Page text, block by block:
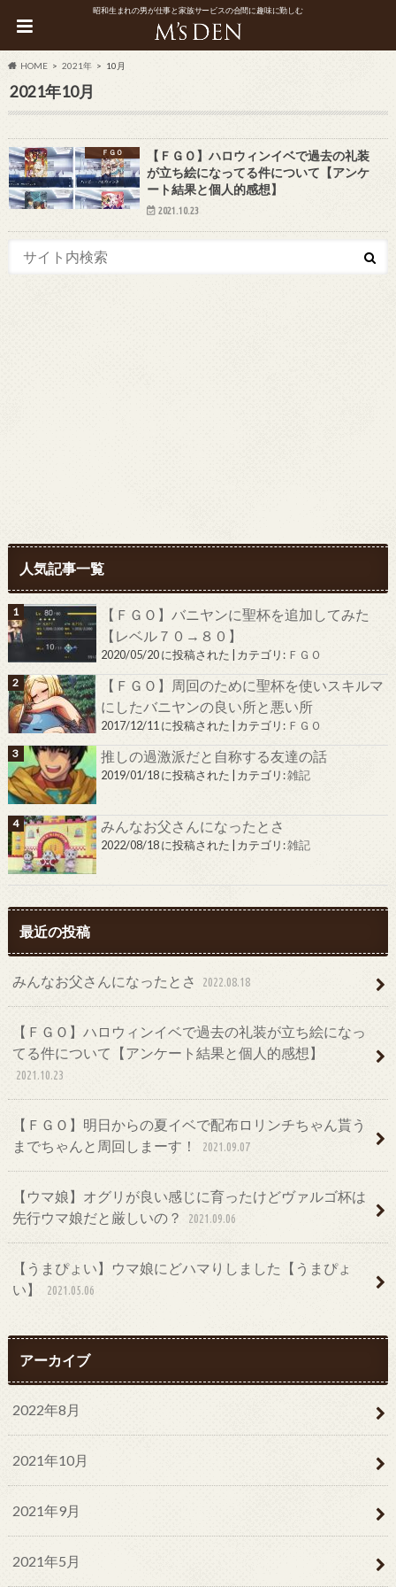
昭和生まれの男が仕事と家族サービスの合間に趣味に勤しむ
HOME 2021年 10月
2021年10月
ＦＧＯ
【ＦＧＯ】ハロウィンイベで過去の礼装
が立ち絵になってる件について【アンケ
ート結果と個人的感想】
2021.10.23
人気記事一覧
【ＦＧＯ】バニヤンに聖杯を追加してみた
【レベル７０→８０】
2020/05/20 に投稿された カテゴリ: ＦＧＯ
【ＦＧＯ】周回のために聖杯を使いスキルマ
にしたバニヤンの良い所と悪い所
2017/12/11 に投稿された カテゴリ: ＦＧＯ
推しの過激派だと自称する友達の話
2019/01/18 に投稿された カテゴリ:雑記
みんなお父さんになったとさ
2022/08/18 に投稿された カテゴリ:雑記
最近の投稿
みんなお父さんになったとさ 2022.08.18
【ＦＧＯ】ハロウィンイベで過去の礼装が立ち絵になっ
てる件について【アンケート結果と個人的感想】
2021.10.23
【ＦＧＯ】明日からの夏イベで配布ロリンチちゃん貰う
までちゃんと周回しまーす！
2021.09.07
【ウマ娘】オグリが良い感じに育ったけどヴァルゴ杯は
先行ウマ娘だと厳しいの？
2021.09.06
【うまぴょい】ウマ娘にどハマりしました【うまぴょ
い】
2021.05.06
アーカイブ
2022年8月
2021年10月
2021年9月
2021年5月